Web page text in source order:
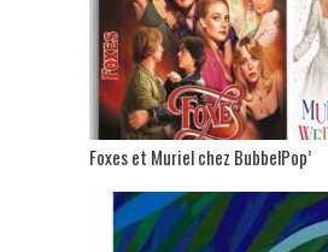
Foxes et Muriel chez BubbelPop’